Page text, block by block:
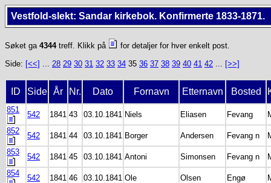
Vestfold-slekt: Sandar kirkebok. Konfirmerte 1833-1871.
Søket ga 4344treff. Klikk på
for detaljer for hver enkelt post.
Side: [<<] ... 28 29 30 31 32 33 34 35 36 37 38 39 40 41 42 ... [>>]
ID Side År Nr. Dato Fornavn Etternavn Bosted
851
542 1841 43 03.10.1841 Niels Eliasen Fevang
852
542 1841 44 03.10.1841 Borger Andersen Fevang n
853
542 1841 45 03.10.1841 Antoni Simonsen Fevang n
854
542 1841 46 03.10.1841 Ole Olsen Engø